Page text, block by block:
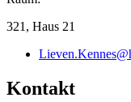
Design,
321, Haus 21
Kon­takt